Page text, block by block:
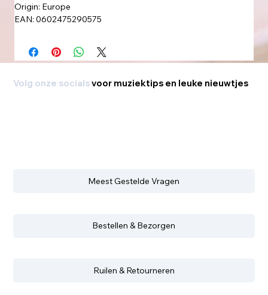
Origin: Europe
EAN: 0602475290575
Volg onze socialsvoor muziektips en leuke nieuwtjes
Meest Gestelde Vragen
Bestellen & Bezorgen
Ruilen & Retourneren